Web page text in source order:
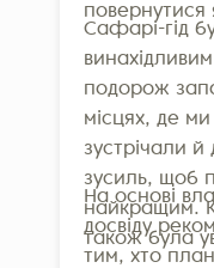
Сафарі-гід
подорож
місцях, де
зустрічали
зусиль, щоб
найкращим.
також була
На основі
досвіду
тим, хто